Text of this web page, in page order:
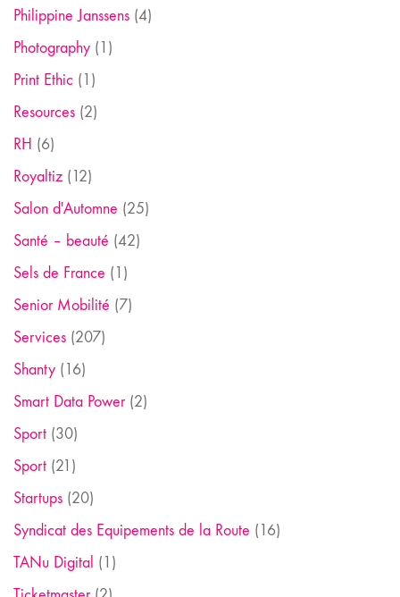
Philippine Janssens (4)
Photography (1)
Print Ethic (1)
Resources (2)
RH (6)
Royaltiz (12)
Salon d'Automne (25)
Santé – beauté (42)
Sels de France (1)
Senior Mobilité (7)
Services (207)
Shanty (16)
Smart Data Power(2)
Sport (30)
Sport (21)
Startups (20)
Syndicat des Equipements de la Route (16)
TANu Digital (1)